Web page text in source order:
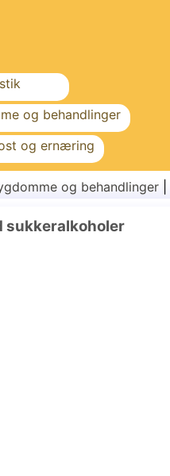
og behandlinger
og ernæring
og behandlinger
sukkeralkoholer